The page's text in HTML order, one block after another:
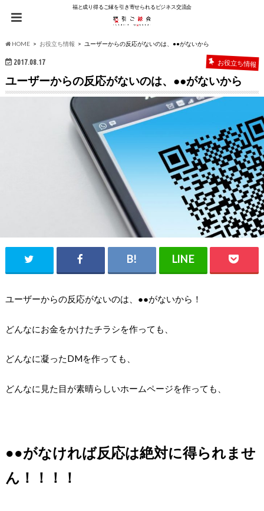
福と成り得るご縁を引き寄せられるビジネス交流会
HOME お役立ち情報 ユーザーからの反応がないのは、●●がないから
2017.08.17 お役立ち情報
ユーザーからの反応がないのは、●●がないから
ユーザーからの反応がないのは、●●がないから！
どんなにお金をかけたチラシを作っても、
どんなに凝ったDMを作っても、
どんなに見た目が素晴らしいホームページを作っても、
●●がなければ反応は絶対に得られませ
ん！！！！